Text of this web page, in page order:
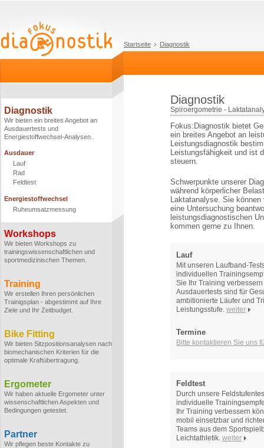
Startseite Diagnostik
Diagnostik
Wir bieten ein breites Angebot an
Ausdauertests und
Energiestoffwechsel-Analysen.
Ausdauer
Lauf
Rad
Feldtest
Energiestoffwechsel
Ruheumsatzmessung
Workshops
Wir bieten Workshops zu
trainingswissenschaftlichen und
sportmedizinischen Themen.
Training
Wir erstellen Ihren persönlichen
Trainigsplan - abgestimmt auf Ihre
Ziele und Ihr Zeitbudget.
Bike Fitting
Wir bieten Sitzpositionsanalysen nach
biomechanischen Kriterien für die
optimale Kraftübertragung.
Ergometer
Wir haben aktuelle Ergometer unter
wissenschaftlichen Aspekten und
Bedingungen getestet.
Partner
Wir pflegen beste Kontakte zu
Diagnostik
Spiroergometrie -
Fokus:Diagnostik bietet
ein breites Angebot an
Leistungsdiagnostik
Leistungsfähigkeit und ist
steuern.
Schwerpunkte unserer
während körperlicher
Laktatanalyse. Sie
eine Untersuchung
leistungsdiagnostischen
kommen gerne zu Ihnen.
Lauf
Mit unseren Laufband-
individuellen
Sie Ihr Training
Ausdauertests sind für
ambitionierte Läufer und
Leistungsstufe. weiter
Termine
Bitte kontaktieren Sie uns
Feldtest
Durch unsere
individuelle
Ihr Training verbessern
mobil einsetzbar und
Teams aus dem
Leichtathletik. weiter